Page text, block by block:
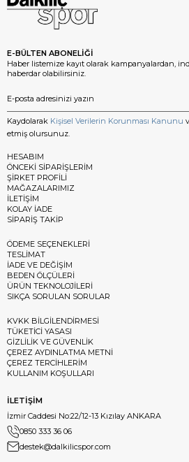
E-BÜLTEN ABONELİĞİ
Haber listemize kayıt olarak kampanyalardan,
haberdar olabilirsiniz.
Kaydolarak Kişisel Verilerin Korunması Kanunu
etmiş olursunuz.
HESABIM
ÖNCEKİ SİPARİŞLERİM
ŞİRKET PROFİLİ
MAĞAZALARIMIZ
İLETİŞİM
KOLAY İADE
SİPARİŞ TAKİP
ÖDEME SEÇENEKLERİ
TESLİMAT
İADE VE DEĞİŞİM
BEDEN ÖLÇÜLERİ
ÜRÜN TEKNOLOJİLERİ
SIKÇA SORULAN SORULAR
KVKK BİLGİLENDİRMESİ
TÜKETİCİ YASASI
GİZLİLİK VE GÜVENLİK
ÇEREZ AYDINLATMA METNİ
ÇEREZ TERCİHLERİM
KULLANIM KOŞULLARI
İLETİŞİM
İzmir Caddesi No:22/12-13 Kızılay ANKARA
0850 333 36 06
destek@dalkilicspor.com